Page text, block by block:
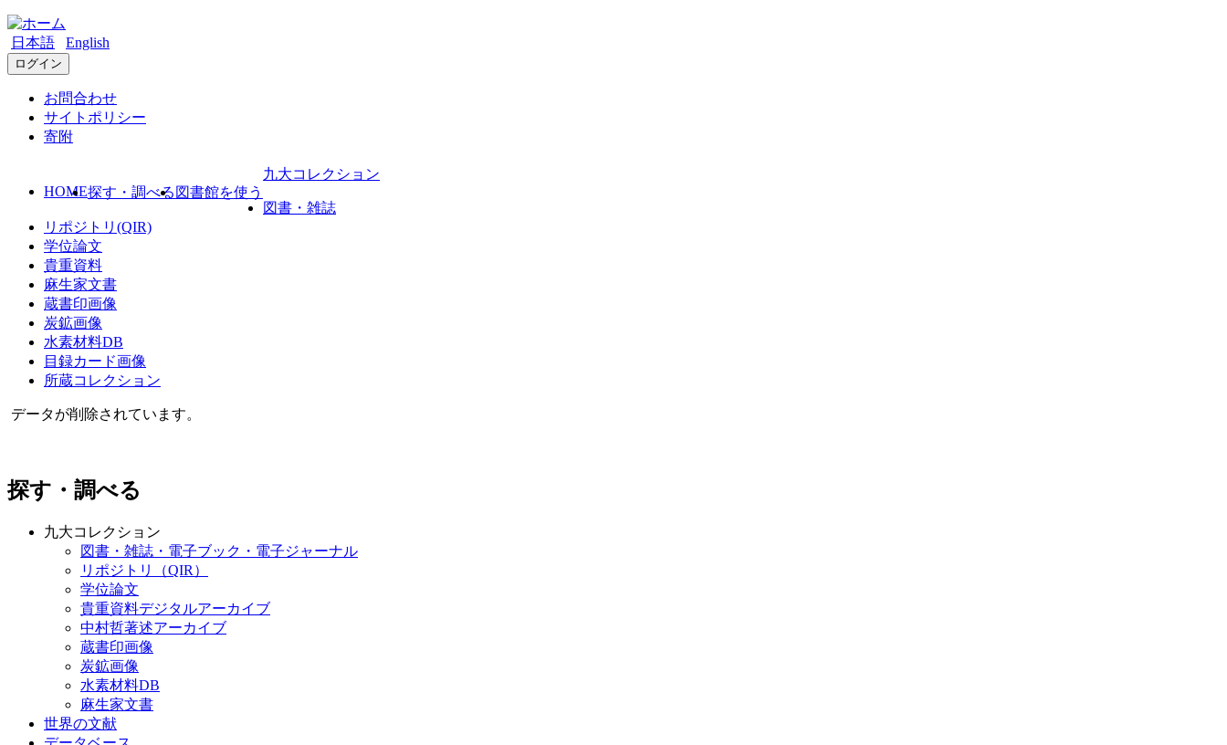
日本語 English
ログイン
お問合わせ
サイトポリシー
寄附
HOME探す・調べる 図書館を使う
九大コレクション
図書・雑誌
リポジトリ(QIR)
学位論文
貴重資料
麻生家文書
蔵書印画像
炭鉱画像
水素材料DB
目録カード画像
所蔵コレクション
データが削除されています。
探す・調べる
九大コレクション
図書・雑誌・電子ブック・電子ジャーナル
リポジトリ（QIR）
学位論文
貴重資料デジタルアーカイブ
中村哲著述アーカイブ
蔵書印画像
炭鉱画像
水素材料DB
麻生家文書
世界の文献